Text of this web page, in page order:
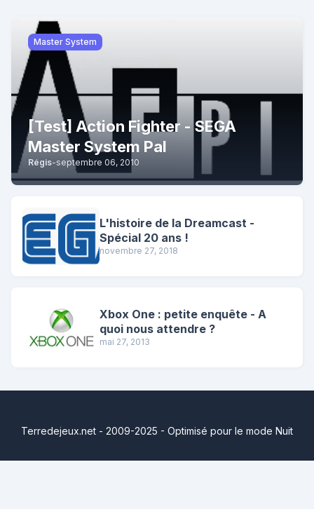
Master System
[Test] Action Fighter - SEGA
Master System Pal
Régis-septembre 06, 2010
L'histoire de la Dreamcast -
Spécial 20 ans !
novembre 27, 2018
Xbox One : petite enquête - A
quoi nous attendre ?
mai 27, 2013
Terredejeux.net - 2009-2025 - Optimisé pour le mode Nuit